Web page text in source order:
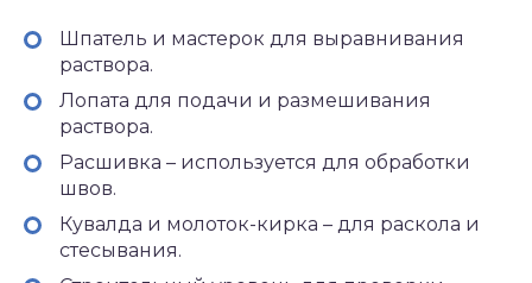
Шпатель и мастерок для выравнивания
раствора.
Лопата для подачи и размешивания
раствора.
Расшивка – используется для обработки
швов.
Кувалда и молоток-кирка – для раскола и
стесывания.